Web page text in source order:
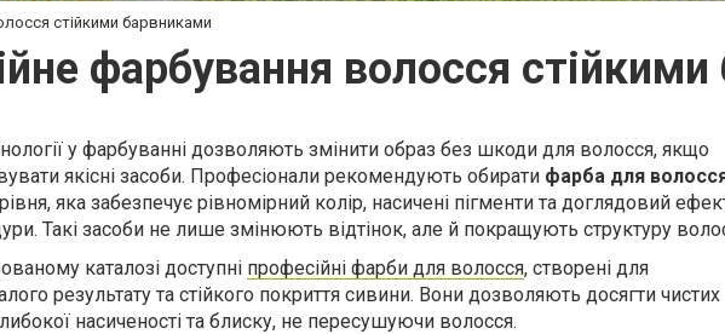
стійкими барвниками
фарбування волосся
у фарбуванні дозволяють змінити образ без шкоди для волосся, якщо
якісні засоби. Професіонали рекомендують обирати фарба для
яка забезпечує рівномірний колір, насичені пігменти та доглядовий
Такі засоби не лише змінюють відтінок, але й покращують структуру
каталозі доступні професійні фарби для волосся, створені для
результату та стійкого покриття сивини. Вони дозволяють досягти чистих
насиченості та блиску, не пересушуючи волосся.